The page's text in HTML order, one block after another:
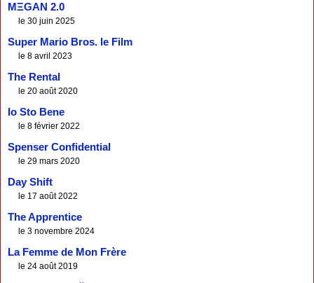
MΞGAN 2.0
le 30 juin 2025
Super Mario Bros. le Film
le 8 avril 2023
The Rental
le 20 août 2020
Io Sto Bene
le 8 février 2022
Spenser Confidential
le 29 mars 2020
Day Shift
le 17 août 2022
The Apprentice
le 3 novembre 2024
La Femme de Mon Frère
le 24 août 2019